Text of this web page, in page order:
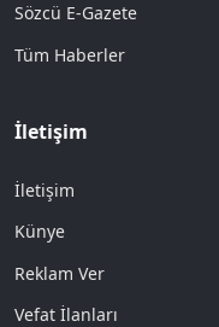
Sözcü E-Gazete
Tüm Haberler
İletişim
İletişim
Künye
Reklam Ver
Vefat İlanları